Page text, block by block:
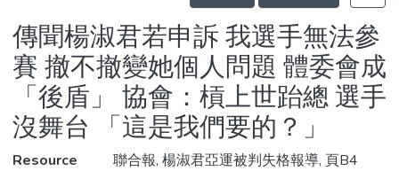
Statistics
傳聞楊淑君若申訴 我選手無法參
賽 撤不撤變她個人問題 體委會成
「後盾」 協會：槓上世跆總 選手
沒舞台 「這是我們要的？」
Resource
聯合報, 楊淑君亞運被判失格報導, 頁B4